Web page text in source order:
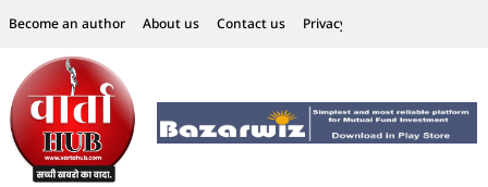
Become an author About us Contact us Privacy Policy